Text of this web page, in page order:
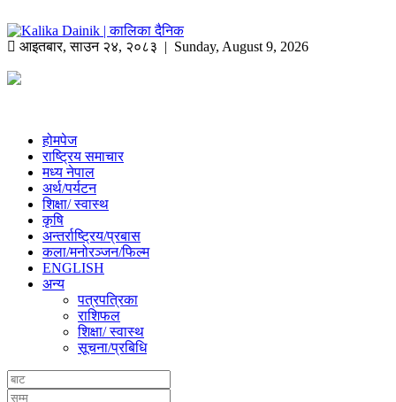
आइतबार,साउन २४, २०८३ | Sunday, August 9, 2026
होमपेज
राष्ट्रिय समाचार
मध्य नेपाल
अर्थ/पर्यटन
शिक्षा/ स्वास्थ
कृषि
अन्तर्राष्ट्रिय/प्रबास
कला/मनोरञ्जन/फिल्म
ENGLISH
अन्य
पत्रपत्रिका
राशिफल
शिक्षा/ स्वास्थ
सूचना/प्रबिधि